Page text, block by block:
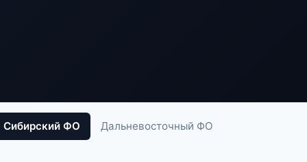
Сибирский ФО Дальневосточный ФО